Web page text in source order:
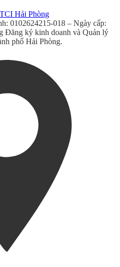
Hải Phòng
0102624215-018 – Ngày cấp:
Đăng ký kinh doanh và Quản lý
phố Hải Phòng.